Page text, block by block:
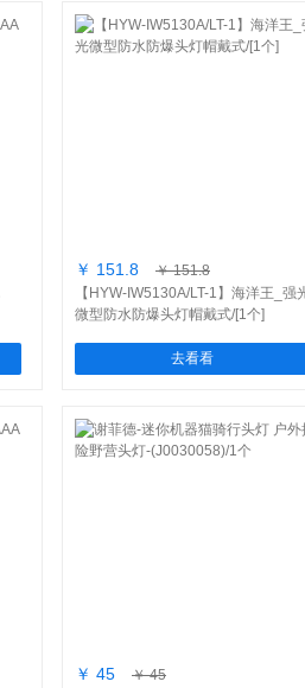
￥ 151.8
￥ 151.8
【HYW-IW5130A/LT-1】海洋王_强
微型防水防爆头灯帽戴式/[1个]
去看看
￥ 45
￥ 45